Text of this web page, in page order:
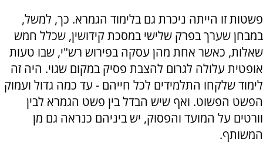
פשטות זו הייתה ניכרת גם בלימוד הגמרא. כך, למשל,
במבחן שערך בפרק שלישי במסכת קידושין, שכלל חמש
שאלות, כאשר אחת מהן עסקה בפירוש רש"י, שבו טעות
אופטית עלולה לגרום להצבת פסיק במקום שגוי. היה זה
לימוד שלקחו התלמידים לכל חייהם - עד כמה גדול ועמוק
הפשט הפשוט. ואף שיש הבדל בין פשט הגמרא לבין
וורטים על המועד והפסוק, יש ביניהם כנראה גם מן
המשותף.